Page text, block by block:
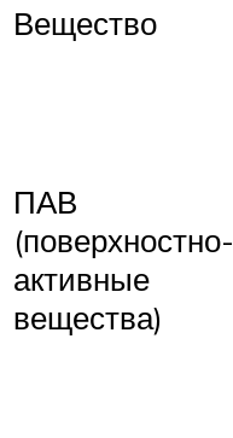
Вещество
ПАВ
(поверхностно-
активные
вещества)